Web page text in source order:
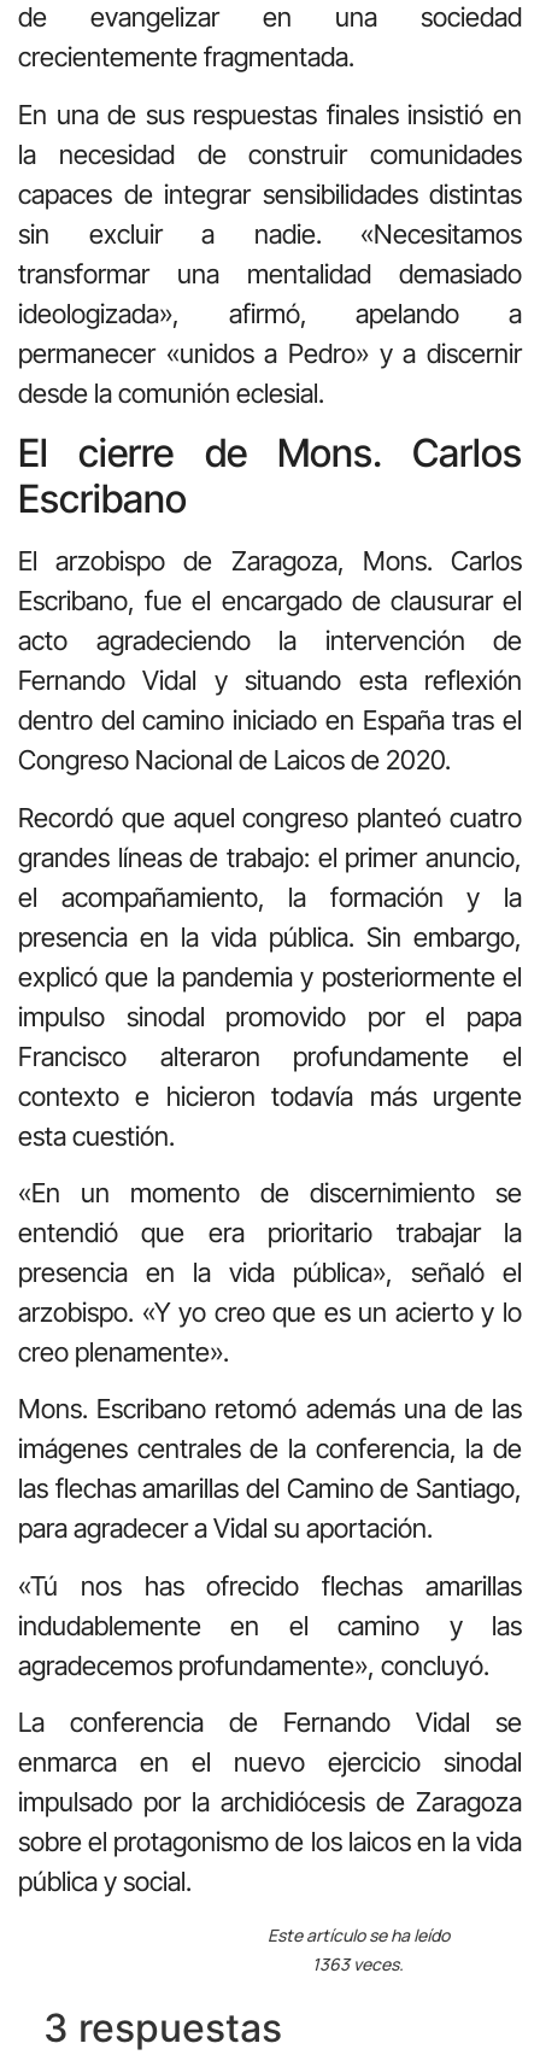
de evangelizar en una sociedad
crecientemente fragmentada.
En una de sus respuestas finales insistió en
la necesidad de construir comunidades
capaces de integrar sensibilidades distintas
sin excluir a nadie. «Necesitamos
transformar una mentalidad demasiado
ideologizada», afirmó, apelando a
permanecer «unidos a Pedro» y a discernir
desde la comunión eclesial.
El cierre de Mons. Carlos
Escribano
El arzobispo de Zaragoza, Mons. Carlos
Escribano, fue el encargado de clausurar el
acto agradeciendo la intervención de
Fernando Vidal y situando esta reflexión
dentro del camino iniciado en España tras el
Congreso Nacional de Laicos de 2020.
Recordó que aquel congreso planteó cuatro
grandes líneas de trabajo: el primer anuncio,
el acompañamiento, la formación y la
presencia en la vida pública. Sin embargo,
explicó que la pandemia y posteriormente el
impulso sinodal promovido por el papa
Francisco alteraron profundamente el
contexto e hicieron todavía más urgente
esta cuestión.
«En un momento de discernimiento se
entendió que era prioritario trabajar la
presencia en la vida pública», señaló el
arzobispo. «Y yo creo que es un acierto y lo
creo plenamente».
Mons. Escribano retomó además una de las
imágenes centrales de la conferencia, la de
las flechas amarillas del Camino de Santiago,
para agradecer a Vidal su aportación.
«Tú nos has ofrecido flechas amarillas
indudablemente en el camino y las
agradecemos profundamente», concluyó.
La conferencia de Fernando Vidal se
enmarca en el nuevo ejercicio sinodal
impulsado por la archidiócesis de Zaragoza
sobre el protagonismo de los laicos en la vida
pública y social.
Este artículo se ha leído
1363 veces.
3 respuestas